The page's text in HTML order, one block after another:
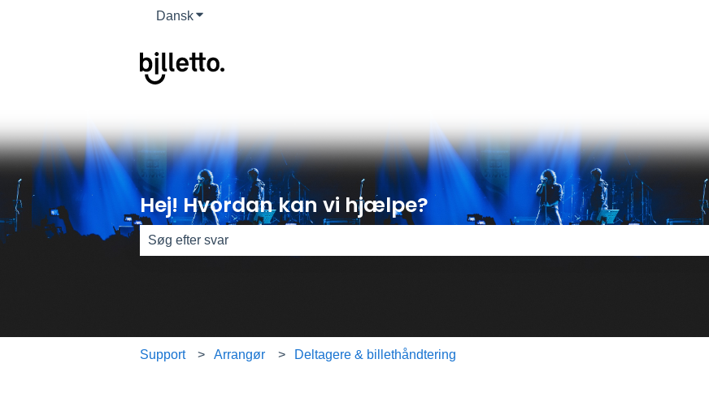
DanskVis undermenu for oversættelser
Hej! Hvordan kan vi hjælpe?
Support Arrangør Deltagere & billethåndtering